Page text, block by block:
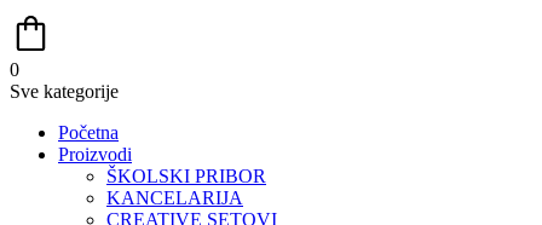
0
Sve kategorije
Početna
Proizvodi
ŠKOLSKI PRIBOR
KANCELARIJA
CREATIVE SETOVI